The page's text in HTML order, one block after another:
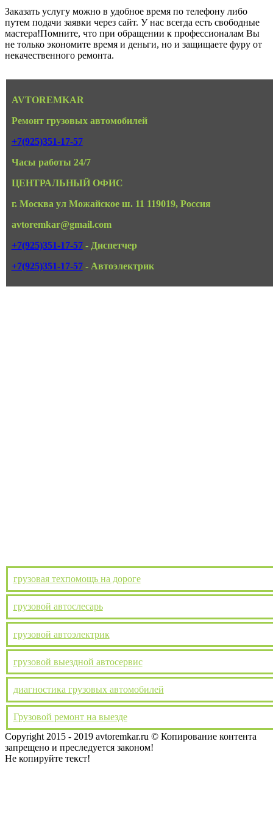
Заказать услугу можно в удобное время по телефону либо
путем подачи заявки через сайт. У нас всегда есть свободные
мастера!Помните, что при обращении к профессионалам Вы
не только экономите время и деньги, но и защищаете фуру от
некачественного ремонта.
AVTOREMKAR
Ремонт грузовых автомобилей
+7(925)351-17-57
Часы работы 24/7
ЦЕНТРАЛЬНЫЙ ОФИС
г. Москва ул Можайское ш. 11 119019, Россия
avtoremkar@gmail.com
+7(925)351-17-57- Диспетчер
+7(925)351-17-57- Автоэлектрик
грузовая техпомощь на дороге
грузовой автослесарь
грузовой автоэлектрик
грузовой выездной автосервис
диагностика грузовых автомобилей
Грузовой ремонт на выезде
Copyright 2015 - 2019 avtoremkar.ru © Копирование контента
запрещено и преследуется законом!
Toggle
Не копируйте текст!